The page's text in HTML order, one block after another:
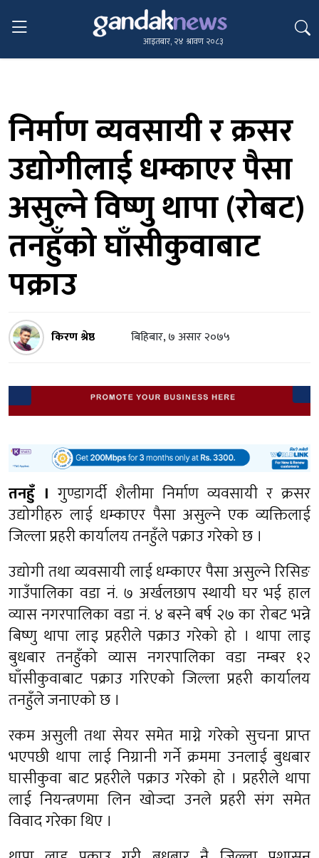
आइतबार, २४ श्रावण २०८३
निर्माण व्यवसायी र क्रसर
उद्योगीलाई धम्काएर पैसा
असुल्ने विष्णु थापा (रोबट)
तनहुँको घाँसीकुवाबाट
पक्राउ
किरण श्रेष्ठ बिहिबार, ७ असार २०७५
तनहुँ । गुण्डागर्दी शैलीमा निर्माण व्यवसायी र क्रसर
उद्योगीहरु लाई धम्काएर पैसा असुल्ने एक व्यक्तिलाई
जिल्ला प्रहरी कार्यालय तनहुँले पक्राउ गरेको छ ।
उद्योगी तथा व्यवसायी लाई धम्काएर पैसा असुल्ने रिसिङ
गाउँपालिका वडा नं. ७ अर्खलछाप स्थायी घर भई हाल
व्यास नगरपालिका वडा नं. ४ बस्ने बर्ष २७ का रोबट भन्ने
बिष्णु थापा लाइ प्रहरीले पक्राउ गरेको हो । थापा लाइ
बुधबार तनहुँको व्यास नगरपालिका वडा नम्बर १२
घाँसीकुवाबाट पक्राउ गरिएको जिल्ला प्रहरी कार्यालय
तनहुँले जनाएको छ ।
रकम असुली तथा सेयर समेत माग्ने गरेको सुचना प्राप्त
भएपछी थापा लाई निग्रानी गर्ने क्रममा उनलाई बुधबार
घासीकुवा बाट प्रहरीले पक्राउ गरेको हो । प्रहरीले थापा
लाई नियन्त्रणमा लिन खोज्दा उनले प्रहरी संग समेत
विवाद गरेका थिए ।